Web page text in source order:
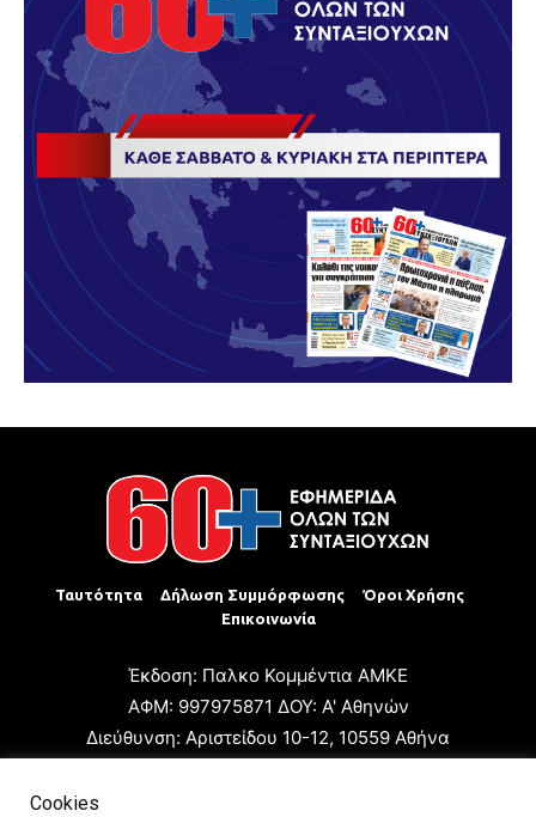
Ταυτότητα Δήλωση Συμμόρφωσης
Όροι Χρήσης
Επικοινωνία
Έκδοση: Παλκο Κομμέντια ΑΜΚΕ
ΑΦΜ: 997975871 ΔΟΥ: Α' Αθηνών
Διεύθυνση: Αριστείδου 10-12, 10559 Αθήνα
Cookies